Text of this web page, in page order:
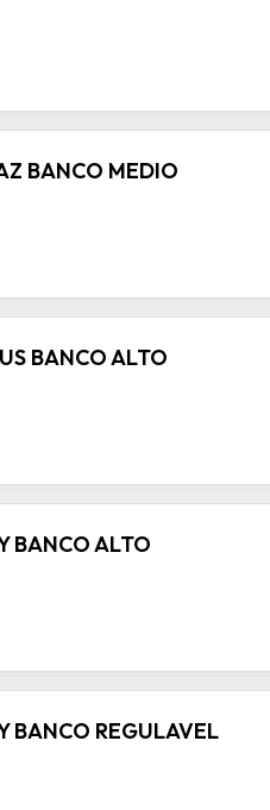
BANCO MEDIO
BANCO ALTO
BANCO ALTO
REGULAVEL